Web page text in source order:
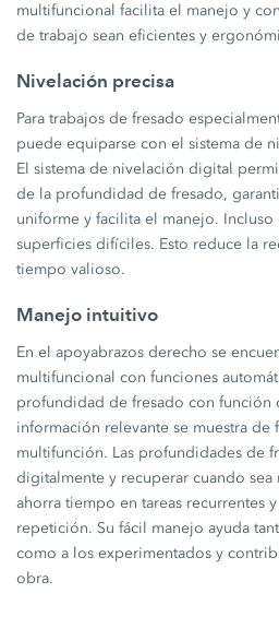
multifuncional facilita el manejo y
de trabajo sean eficientes y
Nivelación precisa
Para trabajos de fresado
puede equiparse con el sistema de
El sistema de nivelación digital
de la profundidad de fresado,
uniforme y facilita el manejo.
superficies difíciles. Esto reduce la
tiempo valioso.
Manejo intuitivo
En el apoyabrazos derecho se
multifuncional con funciones
profundidad de fresado con función
información relevante se muestra de
multifunción. Las profundidades de
digitalmente y recuperar cuando sea
ahorra tiempo en tareas recurrentes
repetición. Su fácil manejo ayuda
como a los experimentados y
obra.